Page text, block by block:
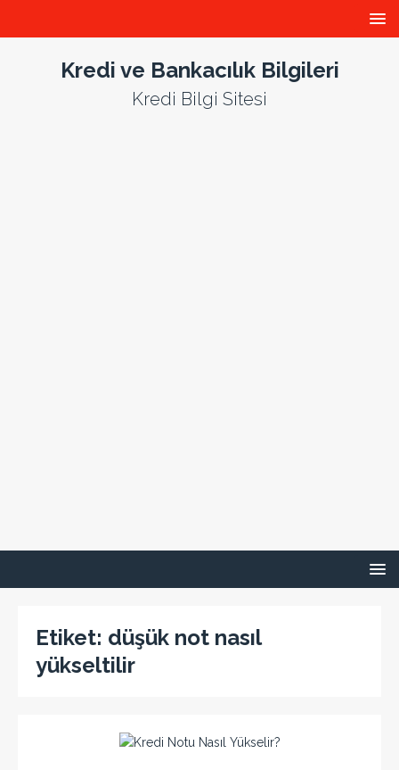
Kredi ve Bankacılık Bilgileri
Kredi Bilgi Sitesi
Etiket: düşük not nasıl
yükseltilir